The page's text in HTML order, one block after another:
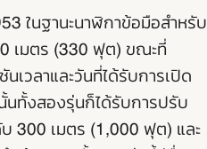
ในฐานะนาฬิกาข้อมือสำหรับ
เมตร (330 ฟุต) ขณะที่
วลาและวันที่ได้รับการเปิด
ทั้งสองรุ่นก็ได้รับการปรับ
300 เมตร (1,000 ฟุต) และ